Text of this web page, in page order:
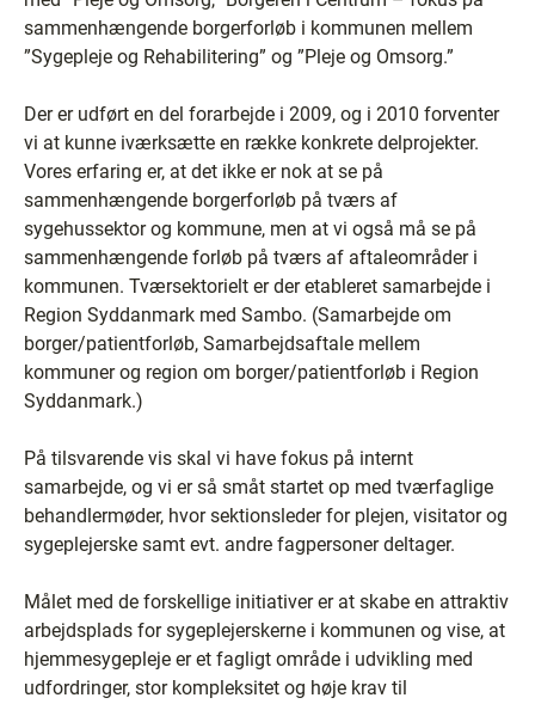
sammenhængende borgerforløb i kommunen mellem
”Sygepleje og Rehabilitering” og ”Pleje og Omsorg.”
Der er udført en del forarbejde i 2009, og i 2010 forventer
vi at kunne iværksætte en række konkrete delprojekter.
Vores erfaring er, at det ikke er nok at se på
sammenhængende borgerforløb på tværs af
sygehussektor og kommune, men at vi også må se på
sammenhængende forløb på tværs af aftaleområder i
kommunen. Tværsektorielt er der etableret samarbejde i
Region Syddanmark med Sambo. (Samarbejde om
borger/patientforløb, Samarbejdsaftale mellem
kommuner og region om borger/patientforløb i Region
Syddanmark.)
På tilsvarende vis skal vi have fokus på internt
samarbejde, og vi er så småt startet op med tværfaglige
behandlermøder, hvor sektionsleder for plejen, visitator og
sygeplejerske samt evt. andre fagpersoner deltager.
Målet med de forskellige initiativer er at skabe en attraktiv
arbejdsplads for sygeplejerskerne i kommunen og vise, at
hjemmesygepleje er et fagligt område i udvikling med
udfordringer, stor kompleksitet og høje krav til